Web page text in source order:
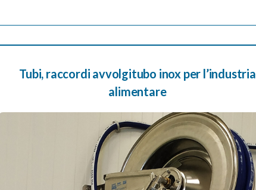
Tubi, raccordi avvolgitubo inox per l’industria
alimentare